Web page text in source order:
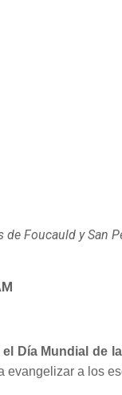
de Foucauld y San
Día Mundial de
evangelizar a los